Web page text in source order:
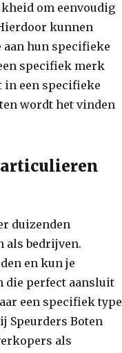
om eenvoudig
kunnen
hun specifieke
specifiek merk
in een specifieke
wordt het vinden
duizenden
als bedrijven.
en kun je
die perfect aansluit
een specifiek type
Speurders Boten
als